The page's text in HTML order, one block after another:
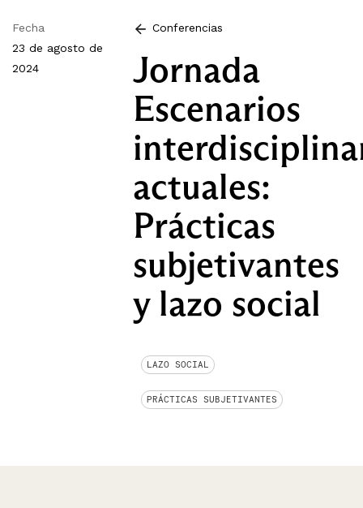
Fecha
23 de agosto de
2024
Conferencias
Jornada
Escenarios
actuales:
Prácticas
subjetivantes
y lazo social
LAZO SOCIAL
PRÁCTICAS SUBJETIVANTES